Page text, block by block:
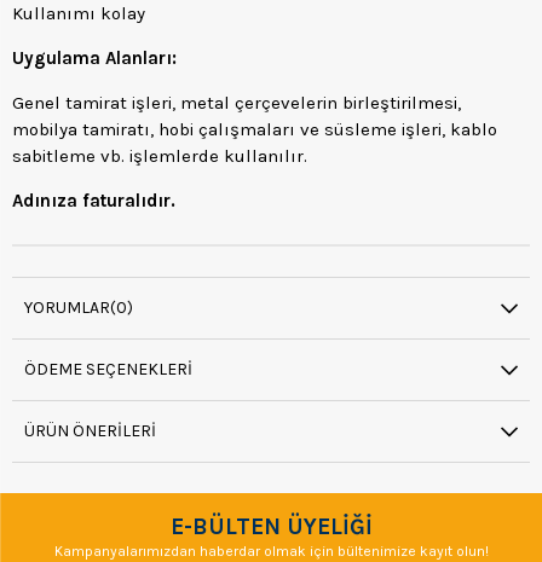
Kullanımı kolay
Uygulama Alanları:
Genel tamirat işleri, metal çerçevelerin birleştirilmesi,
mobilya tamiratı, hobi çalışmaları ve süsleme işleri, kablo
sabitleme vb. işlemlerde kullanılır.
Adınıza faturalıdır.
YORUMLAR(0)
ÖDEME SEÇENEKLERI
ÜRÜN ÖNERILERI
E-BÜLTEN ÜYELİĞİ
Kampanyalarımızdan haberdar olmak için bültenimize kayıt olun!